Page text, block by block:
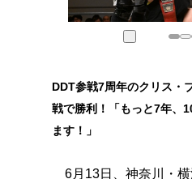
DDT参戦7周年のクリス・
戦で勝利！「もっと7年、
ます！」
6月13日、神奈川・